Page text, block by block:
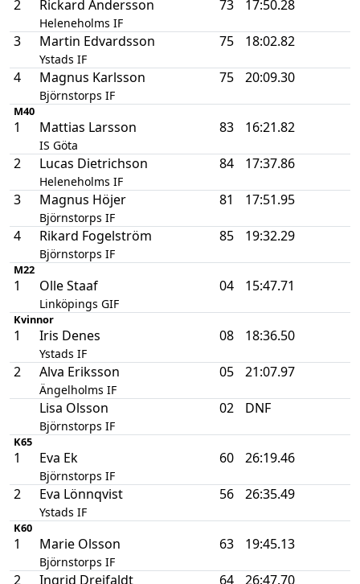
2 Rickard Andersson
Heleneholms IF
73 17:50.28
3 Martin Edvardsson
Ystads IF
75 18:02.82
4 Magnus Karlsson
Björnstorps IF
75 20:09.30
M40
1 Mattias Larsson
IS Göta
83 16:21.82
2 Lucas Dietrichson
Heleneholms IF
84 17:37.86
3 Magnus Höjer
Björnstorps IF
81 17:51.95
4 Rikard Fogelström
Björnstorps IF
85 19:32.29
M22
1 Olle Staaf
Linköpings GIF
04 15:47.71
Kvinnor
1 Iris Denes
Ystads IF
08 18:36.50
2 Alva Eriksson
Ängelholms IF
05 21:07.97
Lisa Olsson
Björnstorps IF
02 DNF
K65
1 Eva Ek
Björnstorps IF
60 26:19.46
2 Eva Lönnqvist
Ystads IF
56 26:35.49
K60
1 Marie Olsson
Björnstorps IF
63 19:45.13
2 Ingrid Dreifaldt 64 26:47.70